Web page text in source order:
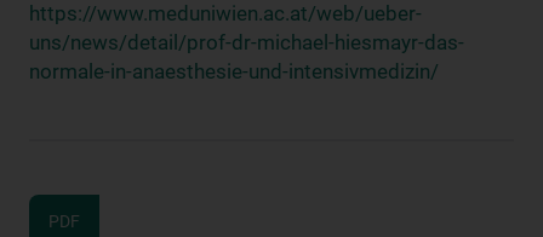
https://www.meduniwien.ac.at/web/ueber-
uns/news/detail/prof-dr-michael-hiesmayr-das-
normale-in-anaesthesie-und-intensivmedizin/
PDF